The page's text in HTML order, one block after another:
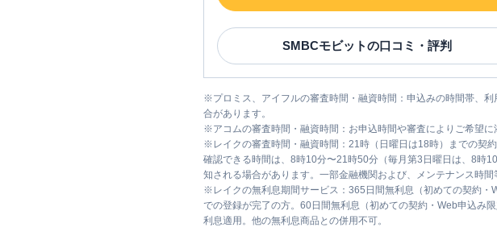
SMBCモビットの口コミ・評判
※プロミス、アイフルの審査時間・融資時間：申込みの時間帯、
合があります。
※アコムの審査時間・融資時間：お申込時間や審査によりご希望に
※ レイクの審査時間・融資時間：21時（日曜日は18時）までの契
確認できる時間は、8時10分〜21時50分（毎月第3日曜日は、8時
知される場合があります。一部金融機関および、メンテナンス時間
※ レイクの無利息期間サービス：365日間無利息（初めての契約
での登録が完了の方。60日間無利息（初めての契約・Web申込み
利息適用。他の無利息商品との併用不可。